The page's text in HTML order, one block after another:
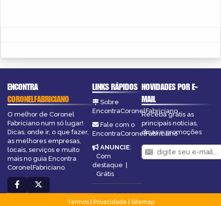
ENCONTRA
CORONELFABRICIANO
O melhor de Coronel
Fabriciano num só lugar!
Dicas, onde ir, o que fazer,
as melhores empresas,
locais, serviços e muito
mais no guia Encontra
CoronelFabriciano.
LINKS RÁPIDOS
Sobre
EncontraCoronelFabriciano
Fale com o
EncontraCoronelFabriciano
ANUNCIE:
Com
destaque |
Grátis
NOVIDADES POR E-
MAIL
Receba grátis as
principais notícias,
dicas e promoções
Termos| Privacidade
Sitemap